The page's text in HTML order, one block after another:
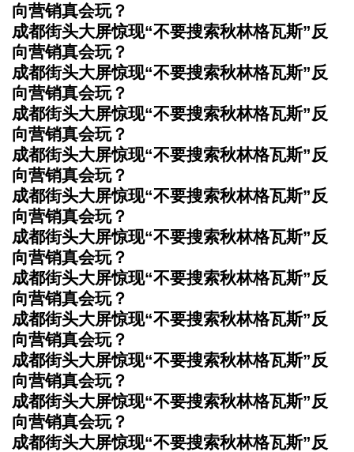
向营销真会玩？
成都街头大屏惊现“不要搜索秋林格瓦斯”反
向营销真会玩？
成都街头大屏惊现“不要搜索秋林格瓦斯”反
向营销真会玩？
成都街头大屏惊现“不要搜索秋林格瓦斯”反
向营销真会玩？
成都街头大屏惊现“不要搜索秋林格瓦斯”反
向营销真会玩？
成都街头大屏惊现“不要搜索秋林格瓦斯”反
向营销真会玩？
成都街头大屏惊现“不要搜索秋林格瓦斯”反
向营销真会玩？
成都街头大屏惊现“不要搜索秋林格瓦斯”反
向营销真会玩？
成都街头大屏惊现“不要搜索秋林格瓦斯”反
向营销真会玩？
成都街头大屏惊现“不要搜索秋林格瓦斯”反
向营销真会玩？
成都街头大屏惊现“不要搜索秋林格瓦斯”反
向营销真会玩？
成都街头大屏惊现“不要搜索秋林格瓦斯”反